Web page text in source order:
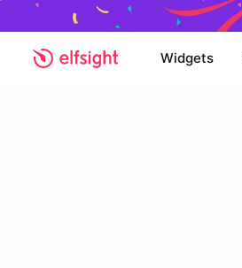
Widgets